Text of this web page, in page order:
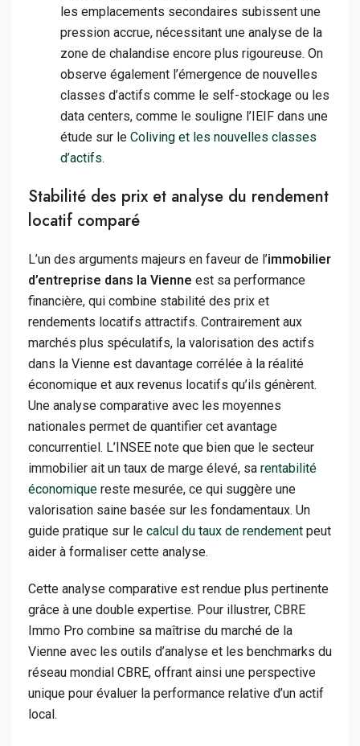
les emplacements secondaires subissent une
pression accrue, nécessitant une analyse de la
zone de chalandise encore plus rigoureuse. On
observe également l’émergence de nouvelles
classes d’actifs comme le self-stockage ou les
data centers, comme le souligne l’IEIF dans une
étude sur le Coliving et les nouvelles classes
d’actifs.
Stabilité des prix et analyse du rendement
locatif comparé
L’un des arguments majeurs en faveur de l’immobilier
d’entreprise dans la Vienne est sa performance
financière, qui combine stabilité des prix et
rendements locatifs attractifs. Contrairement aux
marchés plus spéculatifs, la valorisation des actifs
dans la Vienne est davantage corrélée à la réalité
économique et aux revenus locatifs qu’ils génèrent.
Une analyse comparative avec les moyennes
nationales permet de quantifier cet avantage
concurrentiel. L’INSEE note que bien que le secteur
immobilier ait un taux de marge élevé, sa rentabilité
économique reste mesurée, ce qui suggère une
valorisation saine basée sur les fondamentaux. Un
guide pratique sur le calcul du taux de rendement peut
aider à formaliser cette analyse.
Cette analyse comparative est rendue plus pertinente
grâce à une double expertise. Pour illustrer, CBRE
Immo Pro combine sa maîtrise du marché de la
Vienne avec les outils d’analyse et les benchmarks du
réseau mondial CBRE, offrant ainsi une perspective
unique pour évaluer la performance relative d’un actif
local.